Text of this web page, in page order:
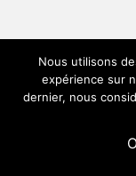
Nous utilisons
expérience sur
dernier, nous